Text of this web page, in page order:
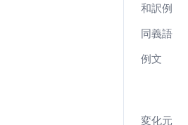
和訳例
同義語
例文
変化元